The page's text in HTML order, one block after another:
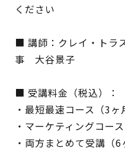
ください
■ 講師：クレイ・トラ
事 大谷景子
■ 受講料金（税込）：
・最短最速コース（3
・マーケティングコー
・両方まとめて受講